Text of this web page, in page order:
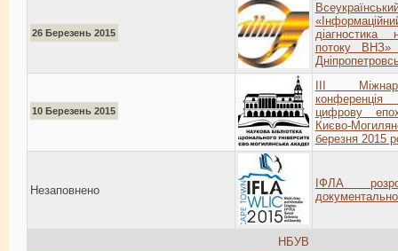
26 Березень 2015
діагностика
потоку
10 Березень 2015
IІІ
цифрову
Києво-
березня 2015
Незаповнено
ІФЛА
НБУВ